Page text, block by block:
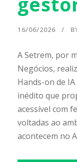
16/06/2026
A Setrem, por
Negócios,
Hands-on de
inédito que
acessível com
voltadas ao
acontecem no